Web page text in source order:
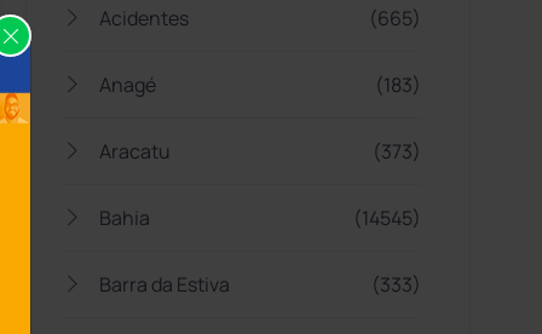
Acidentes (665)
Anagé (183)
Aracatu (373)
Bahia (14545)
Barra da Estiva (333)